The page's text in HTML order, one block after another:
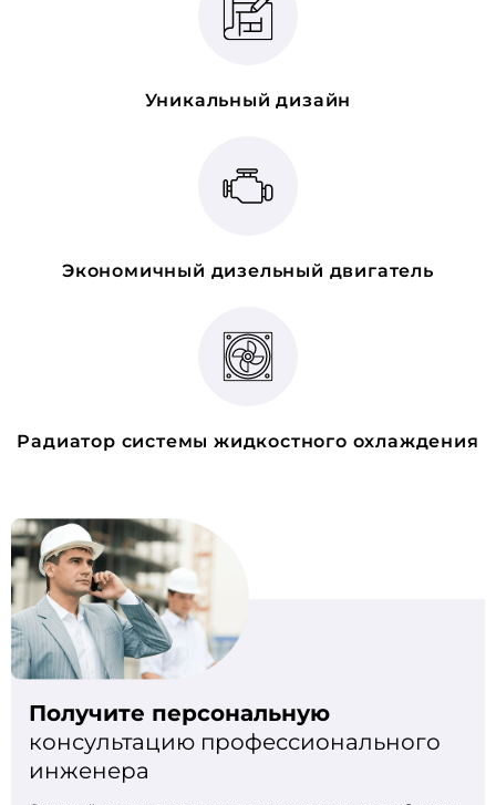
Уникальный дизайн
Экономичный дизельный двигатель
Радиатор системы жидкостного охлаждения
Получите персональную
консультацию профессионального
инженера